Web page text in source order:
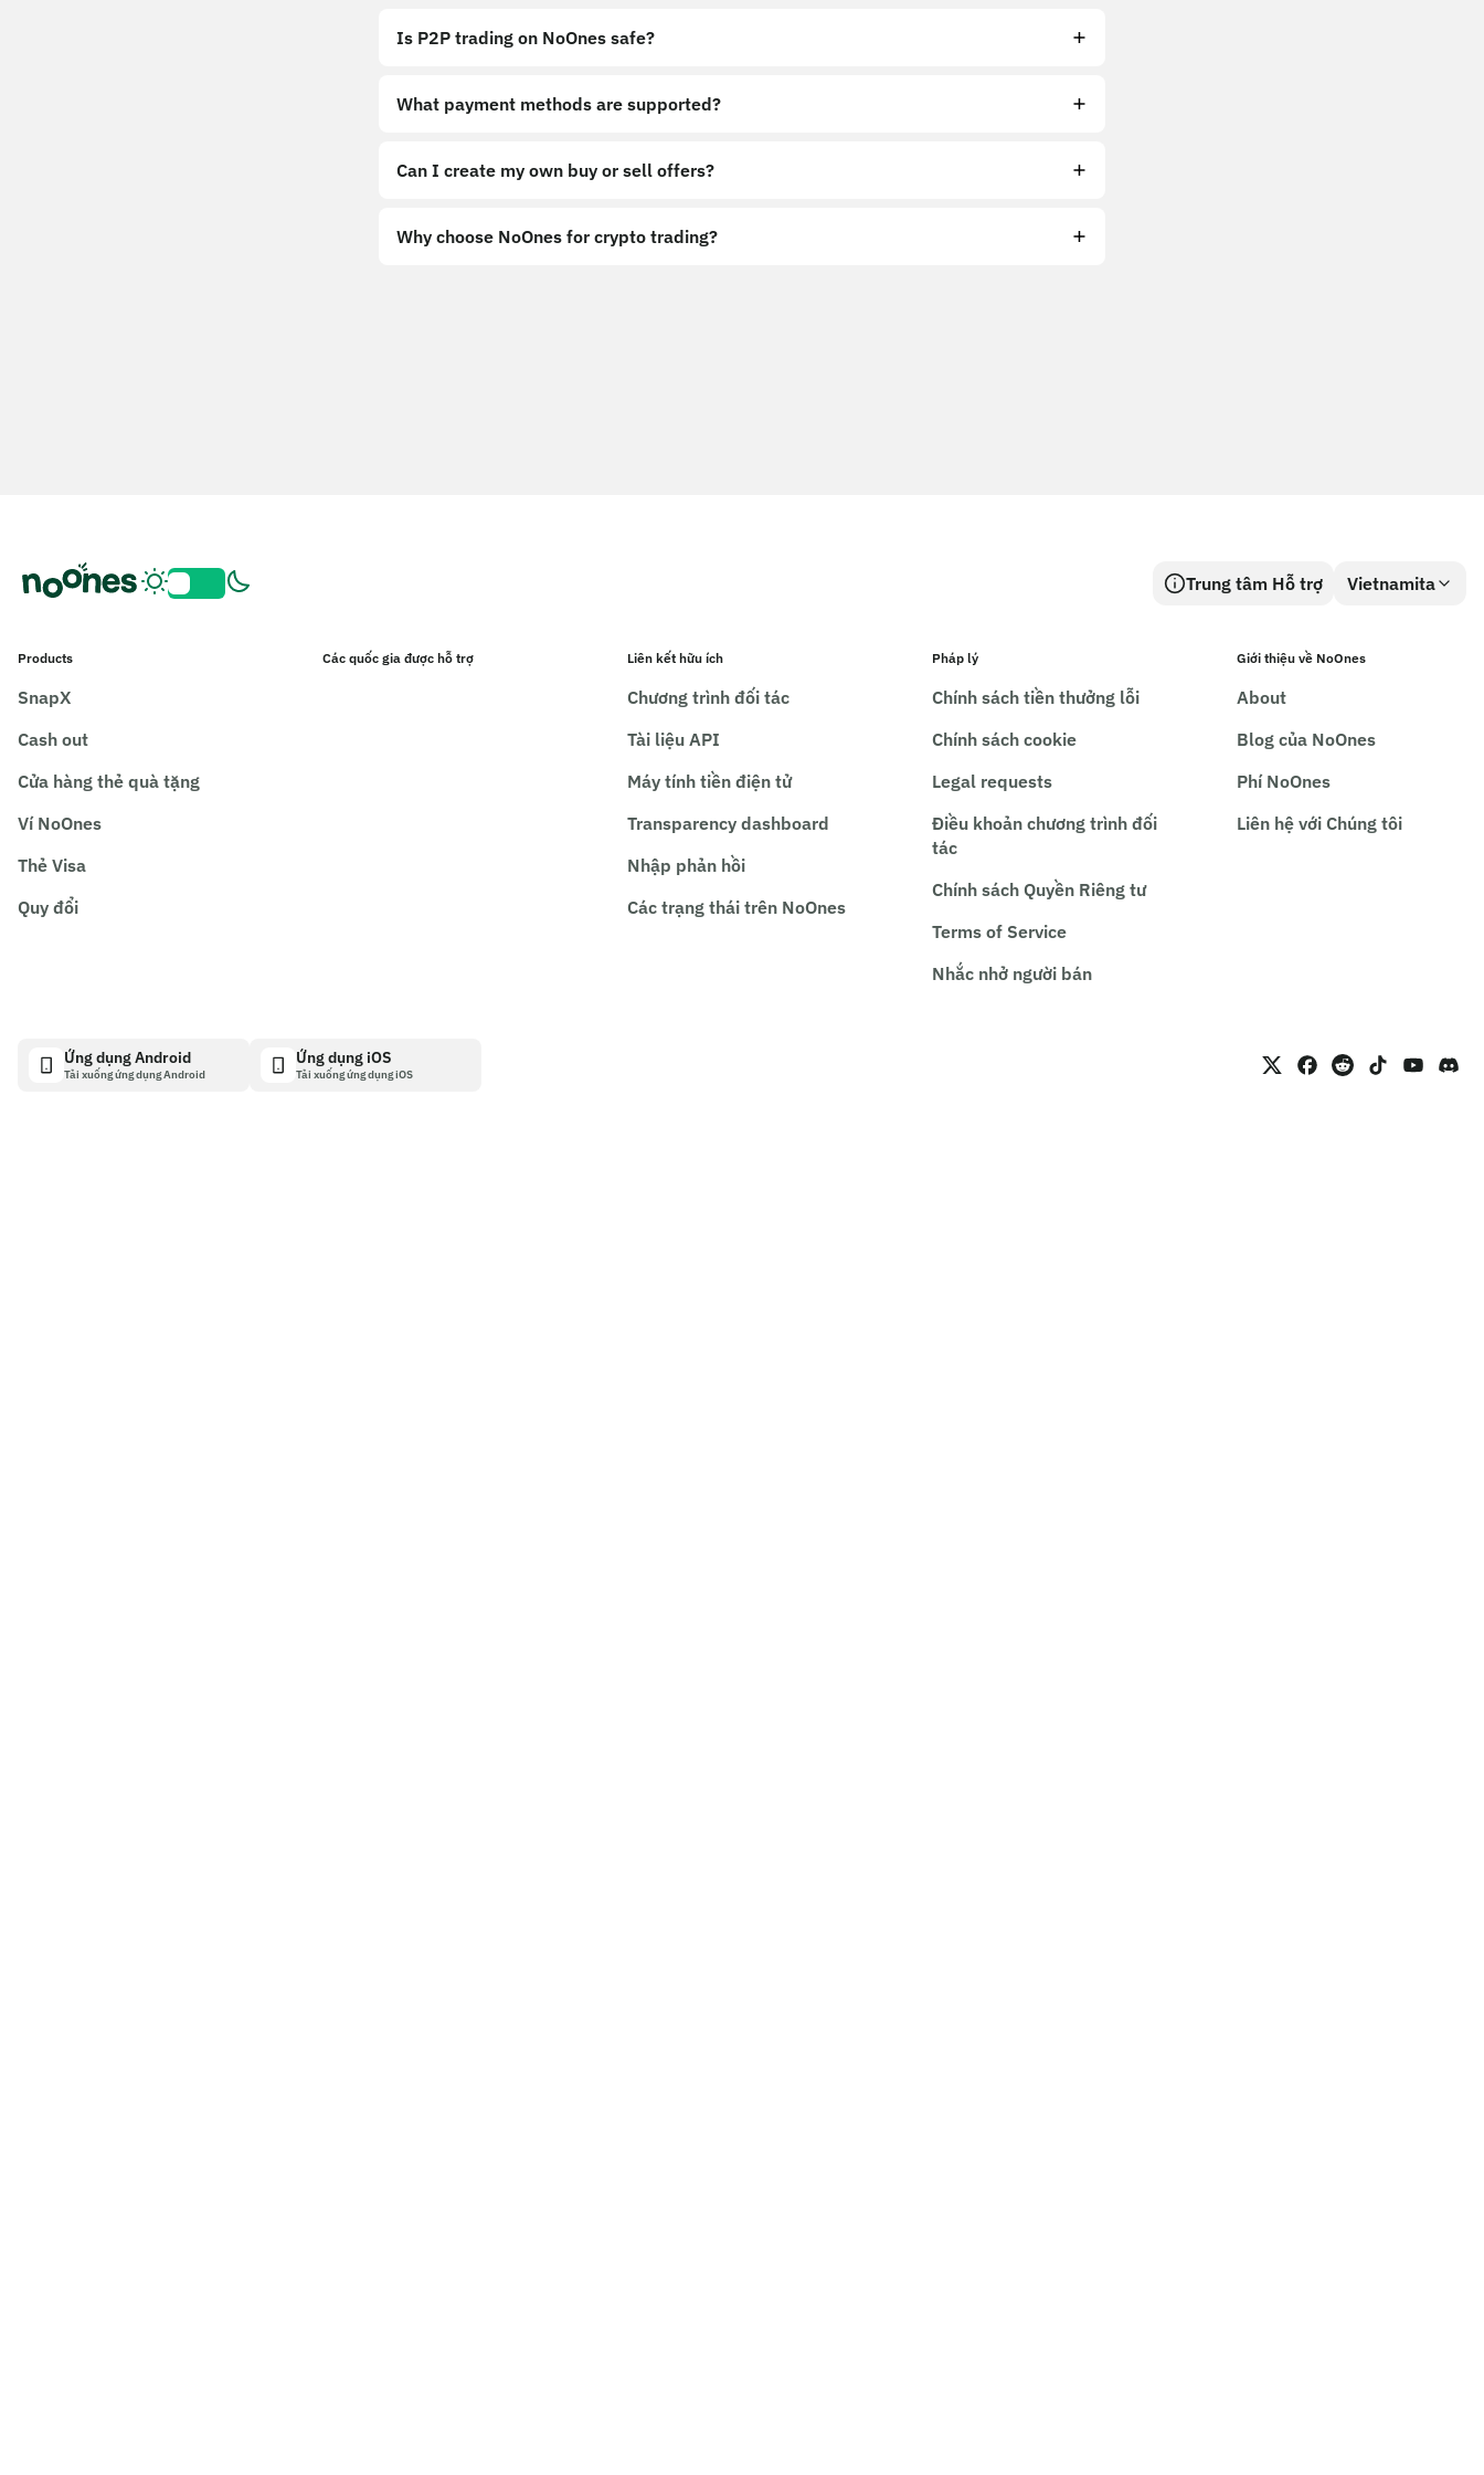
Is P2P trading on NoOnes safe?
What payment methods are supported?
Can I create my own buy or sell offers?
Why choose NoOnes for crypto trading?
Trung tâm Hỗ trợ Vietnamita
Products
SnapX
Cash out
Cửa hàng thẻ quà tặng
Ví NoOnes
Thẻ Visa
Quy đổi
Các quốc gia được hỗ trợ Liên kết hữu ích
Chương trình đối tác
Tài liệu API
Máy tính tiền điện tử
Transparency dashboard
Nhập phản hồi
Các trạng thái trên NoOnes
Pháp lý
Chính sách tiền thưởng lỗi
Chính sách cookie
Legal requests
Điều khoản chương trình đối
tác
Chính sách Quyền Riêng tư
Terms of Service
Nhắc nhở người bán
Giới thiệu về NoOnes
About
Blog của NoOnes
Phí NoOnes
Liên hệ với Chúng tôi
Ứng dụng Android
Tải xuống ứng dụng Android
Ứng dụng iOS
Tải xuống ứng dụng iOS